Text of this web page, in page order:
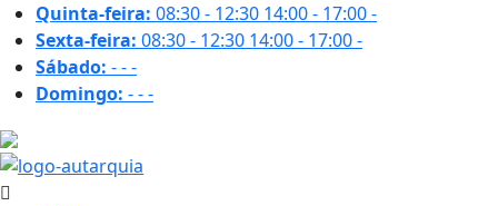
Quinta-feira: 08:30 - 12:30 14:00 - 17:00-
Sexta-feira: 08:30 - 12:30 14:00 - 17:00-
Sábado: ---
Domingo: ---